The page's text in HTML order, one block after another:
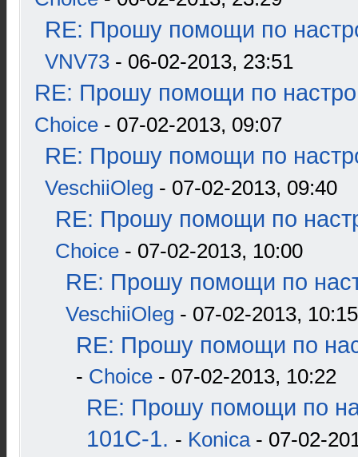
RE: Прошу помощи по
VNV73 - 06-02-2013, 23:51
RE: Прошу помощи по
Choice - 07-02-2013, 09:07
RE: Прошу помощи по
VeschiiOleg - 07-02-2013, 09:40
RE: Прошу помощи по
Choice - 07-02-2013, 10:00
RE: Прошу помощи по
VeschiiOleg - 07-02-2013, 10:15
RE: Прошу помощи по
- Choice - 07-02-2013, 10:22
RE: Прошу помощи по
101С-1. - Konica- 07-02-